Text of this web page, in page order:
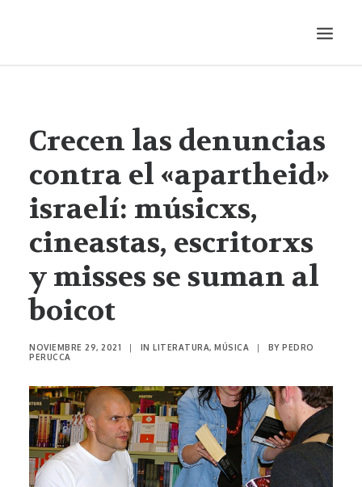
AUDIOVISUALES
ENTREVISTAS
HISTORIETA
MÚSICA
TEATRO
SONÁMBULA
SYNCO
Crecen las denuncias
contra el «apartheid»
israelí: músicxs,
cineastas, escritorxs
y misses se suman al
boicot
NOVIEMBRE 29, 2021 | IN LITERATURA, MÚSICA | BY PEDRO
PERUCCA